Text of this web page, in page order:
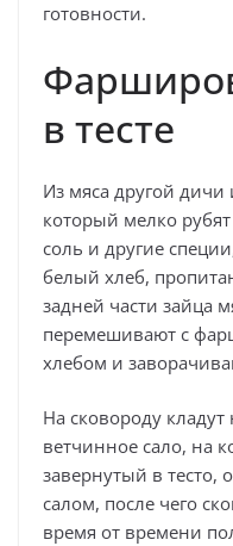
готовности.
в тесте
Из мяса другой
который мелко
соль и другие
белый хлеб,
задней части зайца
перемешивают с
хлебом и
На сковороду
ветчинное сало, на
завернутый в
салом, после чего
время от времени